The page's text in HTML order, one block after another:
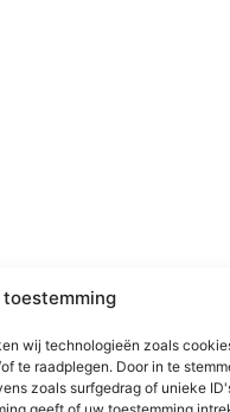
wij technologieën zoals
te raadplegen. Door in te
zoals surfgedrag of unieke